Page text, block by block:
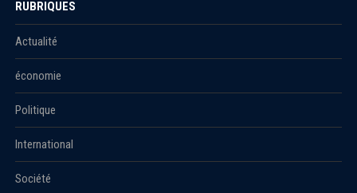
RUBRIQUES
Actualité
économie
Politique
International
Société